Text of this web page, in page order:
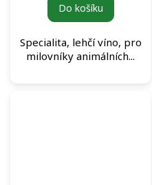
Do košíku
Specialita, lehčí víno, pro
milovníky animálních...